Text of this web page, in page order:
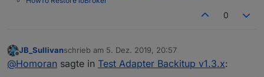
0
Offline
JB_Sullivanschrieb am 5. Dez. 2019, 20:57
zuletzt editiert von
@Homoran sagte in Test Adapter Backitup v1.3.x: